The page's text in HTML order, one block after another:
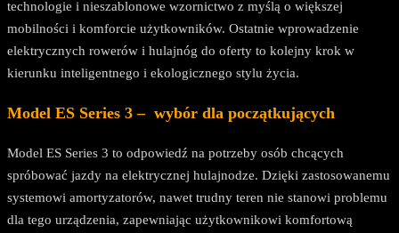
technologie i nieszablonowe wzornictwo z myślą o większej
mobilności i komforcie użytkowników. Ostatnie wprowadzenie
elektrycznych rowerów i hulajnóg do oferty to kolejny krok w
kierunku inteligentnego i ekologicznego stylu życia.
Model ES Series 3 – wybór dla początkujących
Model ES Series 3 to odpowiedź na potrzeby osób chcących
spróbować jazdy na elektrycznej hulajnodze. Dzięki zastosowanemu
systemowi amortyzatorów, nawet trudny teren nie stanowi problemu
dla tego urządzenia, zapewniając użytkownikowi komfortową